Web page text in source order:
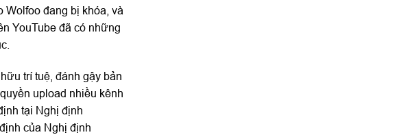
Wolfoo đang bị khóa, và
YouTube đã có những
trí tuệ, đánh gậy bản
upload nhiều kênh
tại Nghị định
của Nghị định